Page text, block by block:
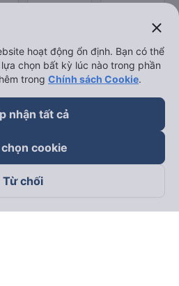
close
hoạt động ổn định. Bạn có thể
chọn bất kỳ lúc nào trong phần
trong Chính sách Cookie.
nhận tất cả
cookie
Từ chối